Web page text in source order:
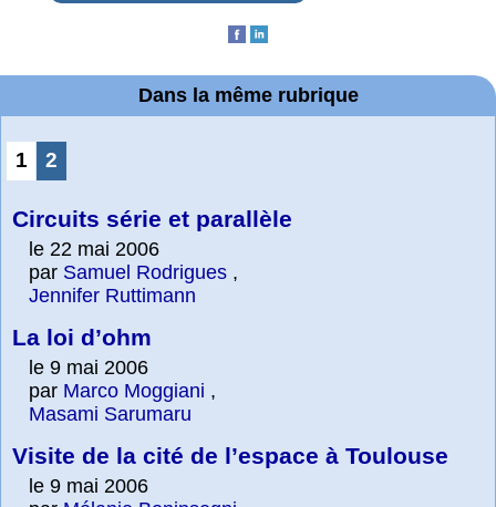
Dans la même rubrique
1 2
Circuits série et parallèle
le 22 mai 2006
par Samuel Rodrigues ,
Jennifer Ruttimann
La loi d’ohm
le 9 mai 2006
par Marco Moggiani ,
Masami Sarumaru
Visite de la cité de l’espace à Toulouse
le 9 mai 2006